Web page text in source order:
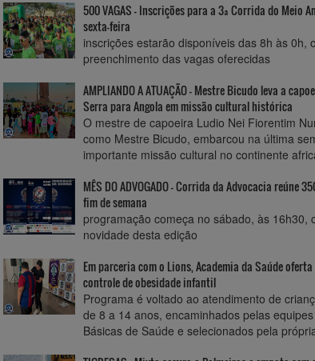
500 VAGAS - Inscrições para a 3ª Corrida do Meio
sexta-feira
inscrições estarão disponíveis das 8h às 0h,
preenchimento das vagas oferecidas
AMPLIANDO A ATUAÇÃO - Mestre Bicudo leva a
Serra para Angola em missão cultural histórica
O mestre de capoeira Ludio Nei Fiorentim
como Mestre Bicudo, embarcou na última
importante missão cultural no continente
MÊS DO ADVOGADO – Corrida da Advocacia reúne
fim de semana
programação começa no sábado, às 16h30,
novidade desta edição
Em parceria com o Lions, Academia da Saúde
controle de obesidade infantil
Programa é voltado ao atendimento de
de 8 a 14 anos, encaminhados pelas
Básicas de Saúde e selecionados pela